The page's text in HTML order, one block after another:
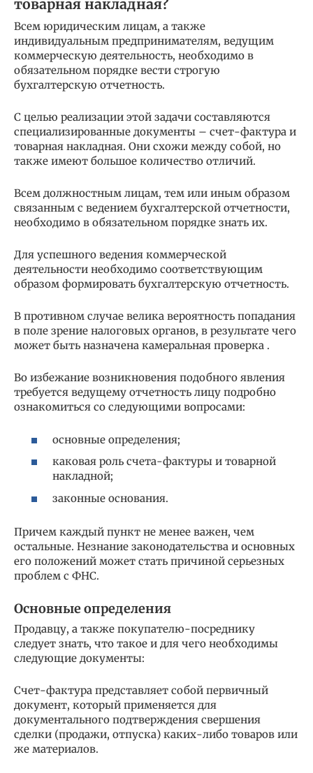
товарная накладная?
Всем юридическим лицам, а также
индивидуальным предпринимателям, ведущим
коммерческую деятельность, необходимо в
обязательном порядке вести строгую
бухгалтерскую отчетность.
С целью реализации этой задачи составляются
специализированные документы – счет-фактура и
товарная накладная. Они схожи между собой, но
также имеют большое количество отличий.
Всем должностным лицам, тем или иным образом
связанным с ведением бухгалтерской отчетности,
необходимо в обязательном порядке знать их.
Для успешного ведения коммерческой
деятельности необходимо соответствующим
образом формировать бухгалтерскую отчетность.
В противном случае велика вероятность попадания
в поле зрение налоговых органов, в результате чего
может быть назначена камеральная проверка .
Во избежание возникновения подобного явления
требуется ведущему отчетность лицу подробно
ознакомиться со следующими вопросами:
основные определения;
каковая роль счета-фактуры и товарной
накладной;
законные основания.
Причем каждый пункт не менее важен, чем
остальные. Незнание законодательства и основных
его положений может стать причиной серьезных
проблем с ФНС.
Основные определения
Продавцу, а также покупателю-посреднику
следует знать, что такое и для чего необходимы
следующие документы:
Счет-фактура представляет собой первичный
документ, который применяется для
документального подтверждения свершения
сделки (продажи, отпуска) каких-либо товаров или
же материалов.